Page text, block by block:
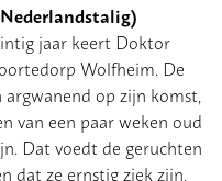
jaar keert Doktor
Wolfheim. De
op zijn komst,
van een paar weken oud
Dat voedt de geruchten
dat ze ernstig ziek zijn.